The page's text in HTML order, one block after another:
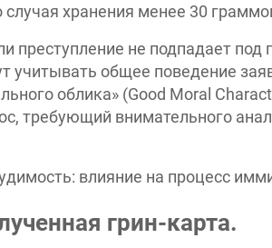
хранения менее 30
преступление не подпадает под
учитывать общее поведение
облика» (Good Moral
требующий внимательного
грин-карта.